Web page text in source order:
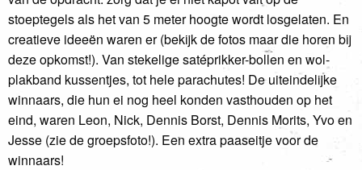
stoeptegels als het van 5 meter hoogte wordt losgelaten. En
creatieve ideeën waren er (bekijk de fotos maar die horen bij
deze opkomst!). Van stekelige satéprikker-bollen en wol-
plakband kussentjes, tot hele parachutes! De uiteindelijke
winnaars, die hun ei nog heel konden vasthouden op het
eind, waren Leon, Nick, Dennis Borst, Dennis Morits, Yvo en
Jesse (zie de groepsfoto!). Een extra paaseitje voor de
winnaars!